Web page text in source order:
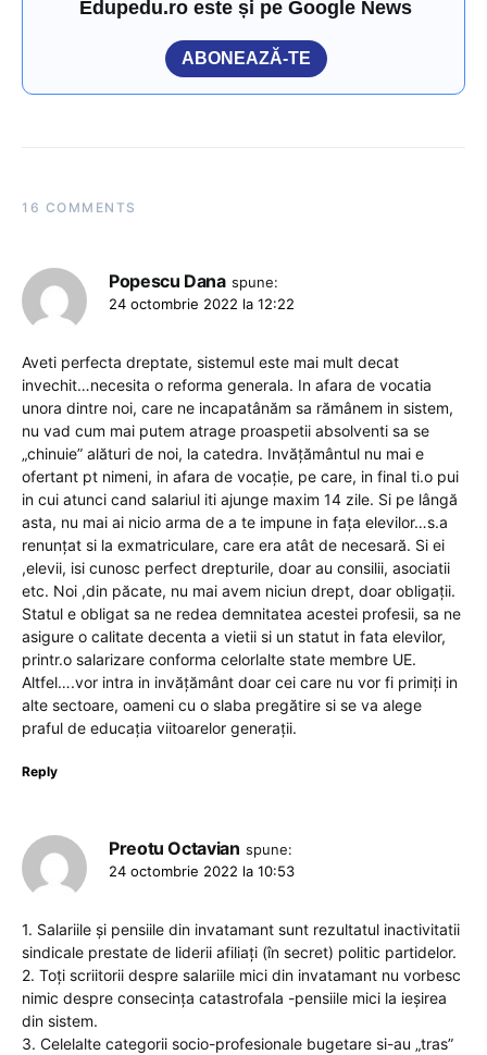
Edupedu.ro este și pe Google News
ABONEAZĂ-TE
16 COMMENTS
Popescu Dana spune:
24 octombrie 2022 la 12:22
Aveti perfecta dreptate, sistemul este mai mult decat
invechit…necesita o reforma generala. In afara de vocatia
unora dintre noi, care ne incapatânăm sa rămânem in sistem,
nu vad cum mai putem atrage proaspetii absolventi sa se
„chinuie” alături de noi, la catedra. Invățământul nu mai e
ofertant pt nimeni, in afara de vocație, pe care, in final ti.o pui
in cui atunci cand salariul iti ajunge maxim 14 zile. Si pe lângă
asta, nu mai ai nicio arma de a te impune in fața elevilor…s.a
renunțat si la exmatriculare, care era atât de necesară. Si ei
,elevii, isi cunosc perfect drepturile, doar au consilii, asociatii
etc. Noi ,din păcate, nu mai avem niciun drept, doar obligații.
Statul e obligat sa ne redea demnitatea acestei profesii, sa ne
asigure o calitate decenta a vietii si un statut in fata elevilor,
printr.o salarizare conforma celorlalte state membre UE.
Altfel….vor intra in invățământ doar cei care nu vor fi primiți in
alte sectoare, oameni cu o slaba pregătire si se va alege
praful de educația viitoarelor generații.
Reply
Preotu Octavian spune:
24 octombrie 2022 la 10:53
1. Salariile și pensiile din invatamant sunt rezultatul inactivitatii
sindicale prestate de liderii afiliați (în secret) politic partidelor.
2. Toți scriitorii despre salariile mici din invatamant nu vorbesc
nimic despre consecința catastrofala -pensiile mici la ieșirea
din sistem.
3. Celelalte categorii socio-profesionale bugetare si-au „tras”